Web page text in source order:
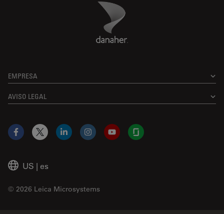
Danaher Logo
EMPRESA
AVISO LEGAL
US | es
© 2026 Leica Microsystems
Facebook
X LinkedInInstagramYouTubeGlassdoor